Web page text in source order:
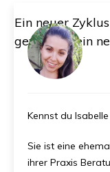
Ein neuer
gewinnt. Dein
Kennst du
Sie ist eine
ihrer Praxis